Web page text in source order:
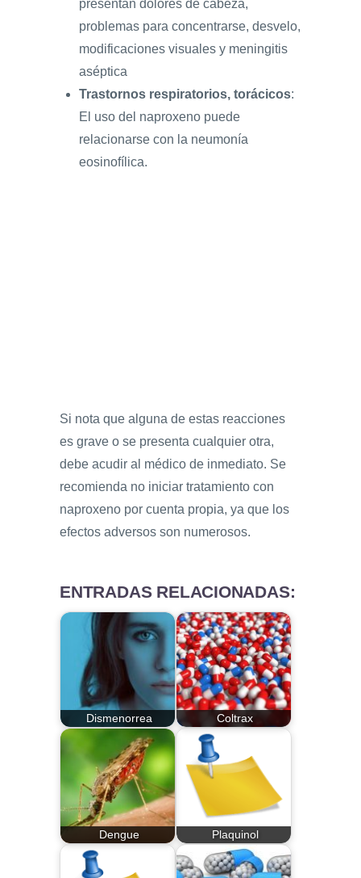
presentan dolores de cabeza,
problemas para concentrarse, desvelo,
modificaciones visuales y meningitis
aséptica
Trastornos respiratorios, torácicos:
El uso del naproxeno puede
relacionarse con la neumonía
eosinofílica.
Si nota que alguna de estas reacciones
es grave o se presenta cualquier otra,
debe acudir al médico de inmediato. Se
recomienda no iniciar tratamiento con
naproxeno por cuenta propia, ya que los
efectos adversos son numerosos.
ENTRADAS RELACIONADAS:
Dismenorrea Coltrax
Dengue Plaquinol